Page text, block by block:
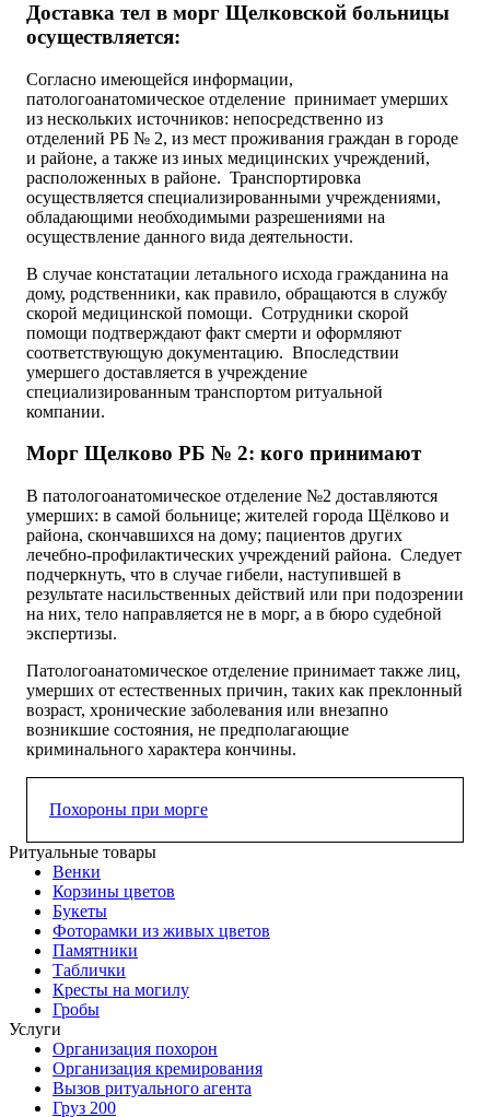
Доставка тел в морг Щелковской больницы
осуществляется:
Согласно имеющейся информации,
патологоанатомическое отделение принимает умерших
из нескольких источников: непосредственно из
отделений РБ № 2, из мест проживания граждан в городе
и районе, а также из иных медицинских учреждений,
расположенных в районе. Транспортировка
осуществляется специализированными учреждениями,
обладающими необходимыми разрешениями на
осуществление данного вида деятельности.
В случае констатации летального исхода гражданина на
дому, родственники, как правило, обращаются в службу
скорой медицинской помощи. Сотрудники скорой
помощи подтверждают факт смерти и оформляют
соответствующую документацию. Впоследствии
умершего доставляется в учреждение
специализированным транспортом ритуальной
компании.
Морг Щелково РБ № 2: кого принимают
В патологоанатомическое отделение №2 доставляются
умерших: в самой больнице; жителей города Щёлково и
района, скончавшихся на дому; пациентов других
лечебно-профилактических учреждений района. Следует
подчеркнуть, что в случае гибели, наступившей в
результате насильственных действий или при подозрении
на них, тело направляется не в морг, а в бюро судебной
экспертизы.
Патологоанатомическое отделение принимает также лиц,
умерших от естественных причин, таких как преклонный
возраст, хронические заболевания или внезапно
возникшие состояния, не предполагающие
криминального характера кончины.
Похороны при морге
Морг Щелково — круглосуточная помощь в организации
ритуала
Наш сайт и статьи содержат только полезную
информацию о том, как организовать погребения,
панихиды, отпевание и другие важные элементы
ритуала. Похоронный сервис работает круглосуточно,
предлагая услуги для похорон в городская черте и для
жителей Москвы. Круглосуточная поддержка позволяет
выбрать оптимальное время для всех этапов прощания с
близким. При необходимости можно вызвать оркестр для
сопровождения траурной процессии или проведения
поминальной церемонии.
Ритуальные товары
Венки
Корзины цветов
Букеты
Фоторамки из живых цветов
Памятники
Таблички
Кресты на могилу
Гробы
Услуги
Организация похорон
Организация кремирования
Вызов ритуального агента
Груз 200